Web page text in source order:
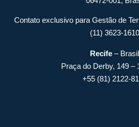
Contato exclusivo para Gestão de
(11) 3623-1610
Recife – Brasil
Praça do Derby, 149 –
+55 (81) 2122-